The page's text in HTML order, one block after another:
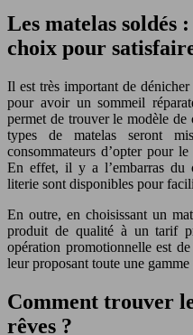
Les matelas soldés
choix pour
Il est très important de
pour avoir un sommeil
permet de trouver le modèle
types de matelas seront
consommateurs d’opter pour
En effet, il y a l’embarras du
literie sont disponibles pour
En outre, en choisissant un
produit de qualité à un tarif
opération promotionnelle est
leur proposant toute une gamme
Comment trouver
rêves ?